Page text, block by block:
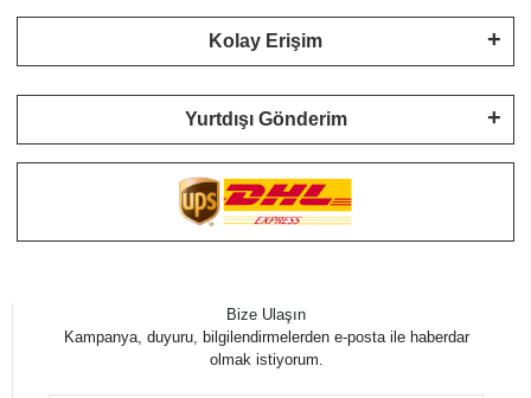
Kolay Erişim
Yurtdışı Gönderim
Bize Ulaşın
Kampanya, duyuru, bilgilendirmelerden e-posta ile haberdar
olmak istiyorum.